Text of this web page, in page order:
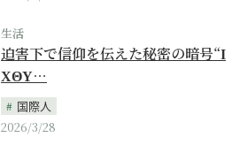
生活
迫害下で信仰を伝えた秘密の暗号“Ι
ΧΘΥ…
国際人
2026/3/28